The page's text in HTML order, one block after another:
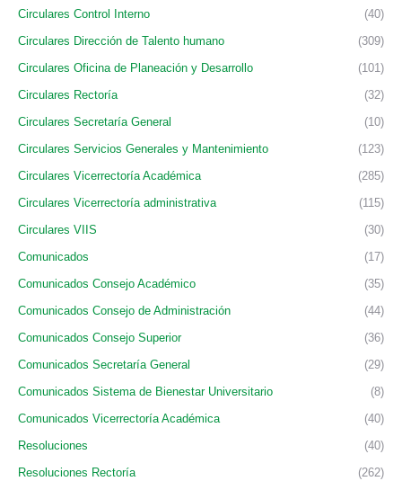
Circulares Control Interno
(40)
Circulares Dirección de Talento humano
(309)
Circulares Oficina de Planeación y Desarrollo
(101)
Circulares Rectoría
(32)
Circulares Secretaría General
(10)
Circulares Servicios Generales y Mantenimiento
(123)
Circulares Vicerrectoría Académica
(285)
Circulares Vicerrectoría administrativa
(115)
Circulares VIIS
(30)
Comunicados
(17)
Comunicados Consejo Académico
(35)
Comunicados Consejo de Administración
(44)
Comunicados Consejo Superior
(36)
Comunicados Secretaría General
(29)
Comunicados Sistema de Bienestar Universitario
(8)
Comunicados Vicerrectoría Académica
(40)
Resoluciones
(40)
Resoluciones Rectoría
(262)